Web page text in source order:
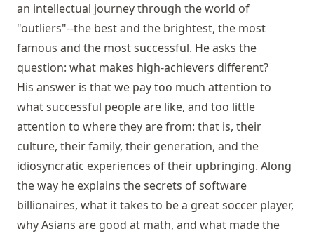
an intellectual journey through the world of
"outliers"--the best and the brightest, the most
famous and the most successful. He asks the
question: what makes high-achievers different?
His answer is that we pay too much attention to
what successful people are like, and too little
attention to where they are from: that is, their
culture, their family, their generation, and the
idiosyncratic experiences of their upbringing. Along
the way he explains the secrets of software
billionaires, what it takes to be a great soccer player,
why Asians are good at math, and what made the